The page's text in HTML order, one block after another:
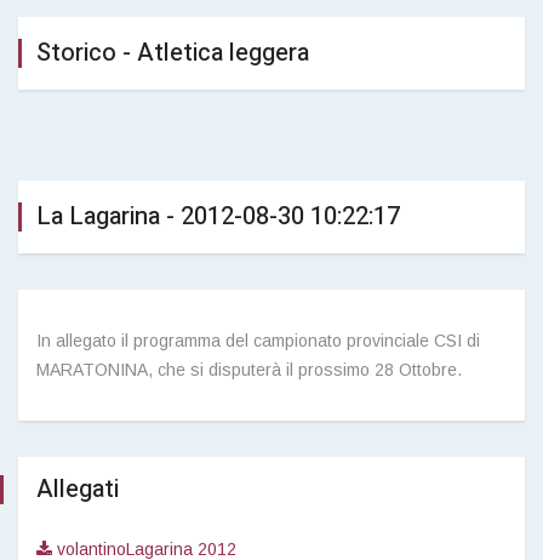
Storico - Atletica leggera
La Lagarina - 2012-08-30 10:22:17
In allegato il programma del campionato provinciale CSI di
MARATONINA, che si disputerà il prossimo 28 Ottobre.
Allegati
volantinoLagarina 2012